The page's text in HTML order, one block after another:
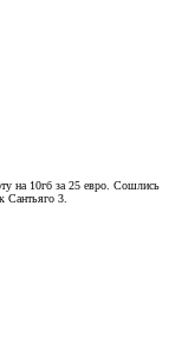
на 10гб за 25 евро. Сошлись
Сантьяго 3.